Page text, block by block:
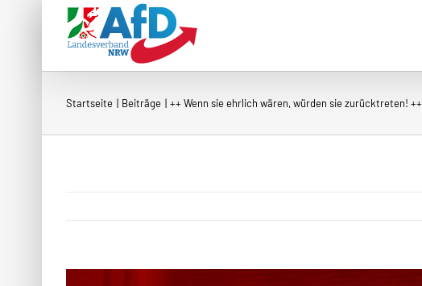
Startseite Beiträge ++ Wenn sie ehrlich wären, würden sie zurücktreten! ++